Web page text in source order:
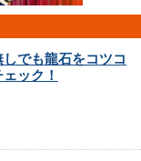
しでも龍石をコツコ
ック！